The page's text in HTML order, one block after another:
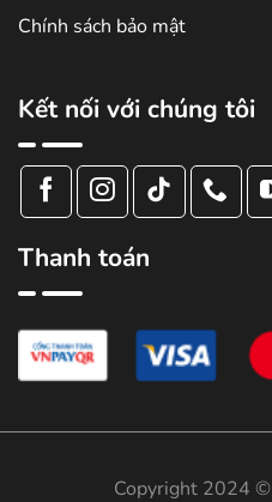
Chính sách bảo mật
Kết nối với chúng tôi
Thanh toán
Copyright 2024 ©